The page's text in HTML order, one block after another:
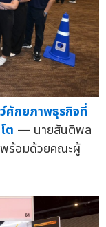
ศักยภาพธุรกิจที่
ต — นายสันติพล
พร้อมด้วยคณะผู้